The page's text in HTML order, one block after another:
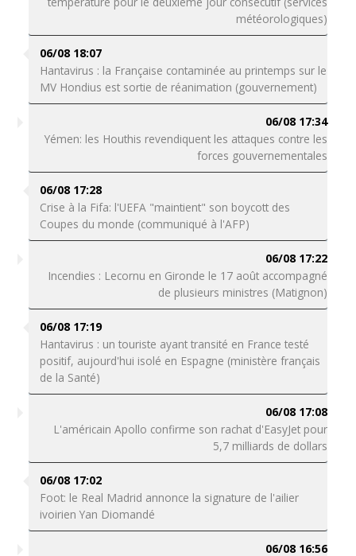
météorologiques)
06/08 18:07
Hantavirus : la Française contaminée au printemps sur le
MV Hondius est sortie de réanimation (gouvernement)
06/08 17:34
Yémen: les Houthis revendiquent les attaques contre les
forces gouvernementales
06/08 17:28
Crise à la Fifa: l'UEFA "maintient" son boycott des
Coupes du monde (communiqué à l'AFP)
06/08 17:22
Incendies : Lecornu en Gironde le 17 août accompagné
de plusieurs ministres (Matignon)
06/08 17:19
Hantavirus : un touriste ayant transité en France testé
positif, aujourd'hui isolé en Espagne (ministère français
de la Santé)
06/08 17:08
L'américain Apollo confirme son rachat d'EasyJet pour
5,7 milliards de dollars
06/08 17:02
Foot: le Real Madrid annonce la signature de l'ailier
ivoirien Yan Diomandé
06/08 16:56